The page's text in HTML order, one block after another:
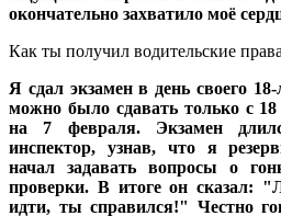
окончательно захватило моё
Как ты получил водительские
Я сдал экзамен в день своего
можно было сдавать только с 18
на 7 февраля. Экзамен
инспектор, узнав, что я
начал задавать вопросы о
проверки. В итоге он сказал:
идти, ты справился!" Честно